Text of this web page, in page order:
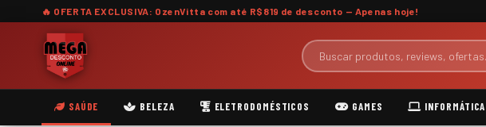
🔥 OFERTA EXCLUSIVA: OzenVitta com até R$819 de desconto — Apenas hoje!
SAÚDE BELEZA ELETRODOMÉSTICOS GAMES INFORMÁTICA